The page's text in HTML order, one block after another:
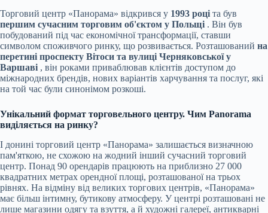
Торговий центр «Панорама» відкрився у 1993 році та був
першим сучасним торговим об'єктом у Польщі . Він був
побудований під час економічної трансформації, ставши
символом споживчого ринку, що розвивається. Розташований на
перетині проспекту Вітоси та вулиці Черняковської у
Варшаві , він роками приваблював клієнтів доступом до
міжнародних брендів, нових варіантів харчування та послуг, які
на той час були синонімом розкоші.
Унікальний формат торговельного центру. Чим Panorama
виділяється на ринку?
І донині торговий центр «Панорама» залишається визначною
пам'яткою, не схожою на жодний інший сучасний торговий
центр. Понад 90 орендарів працюють на приблизно 27 000
квадратних метрах орендної площі, розташованої на трьох
рівнях. На відміну від великих торгових центрів, «Панорама»
має більш інтимну, бутикову атмосферу. У центрі розташовані не
лише магазини одягу та взуття, а й художні галереї, антикварні